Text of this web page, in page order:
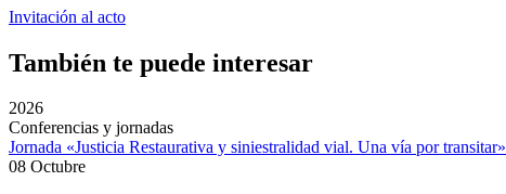
Invitación al acto
También te puede interesar
2026
Conferencias y jornadas
Jornada «Justicia Restaurativa y siniestralidad vial. Una vía por transitar»
08 Octubre